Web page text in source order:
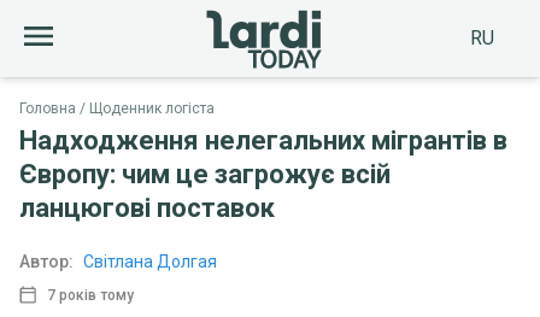
RU
Головна Щоденник логіста
Надходження нелегальних мігрантів в
Європу: чим це загрожує всій
ланцюгові поставок
7 років тому
Автор: Світлана Долгая